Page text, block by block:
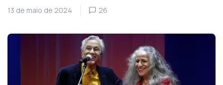
13 de maio de 2024 26